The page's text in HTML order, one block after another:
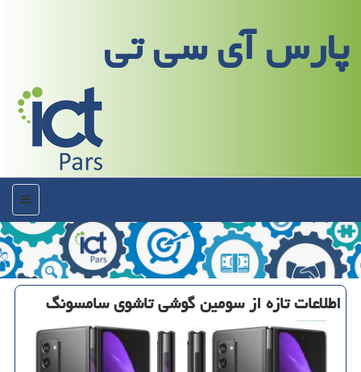
پارس آی سی تی
منو
اطلاعات تازه از سومین گوشی تاشوی سامسونگ